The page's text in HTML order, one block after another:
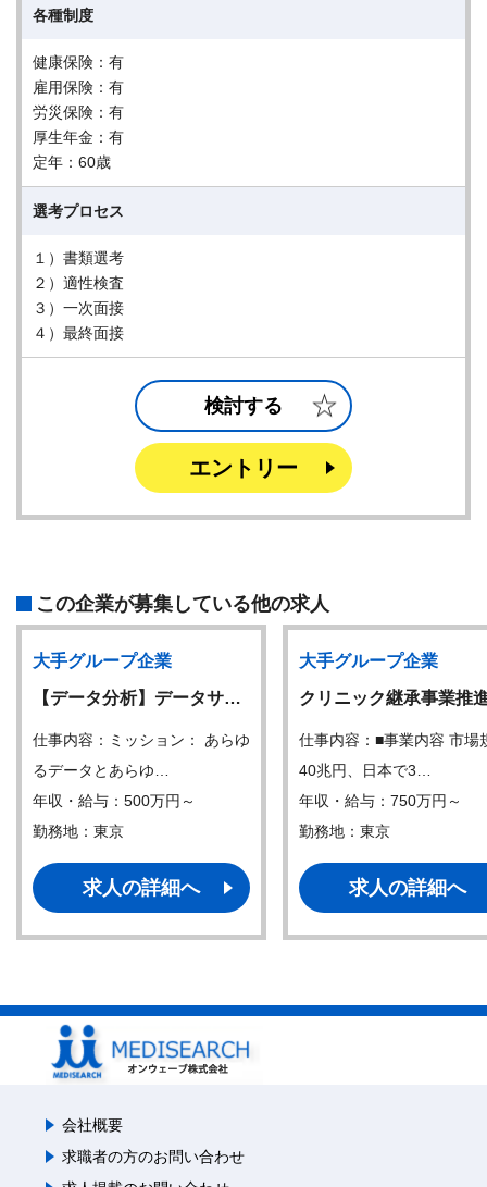
各種制度
健康保険：有
雇用保険：有
労災保険：有
厚生年金：有
定年：60歳
選考プロセス
１）書類選考
２）適性検査
３）一次面接
４）最終面接
検討する
エントリー
この企業が募集している他の求人
大手グループ企業
【データ分析】データサ…
仕事内容：ミッション： あらゆ
るデータとあらゆ…
年収・給与：500万円～
勤務地：東京
求人の詳細へ
大手グループ企業
クリニック継承事業推
仕事内容：■事業内容 市場
40兆円、日本で3…
年収・給与：750万円～
勤務地：東京
求人の詳細へ
会社概要
求職者の方のお問い合わせ